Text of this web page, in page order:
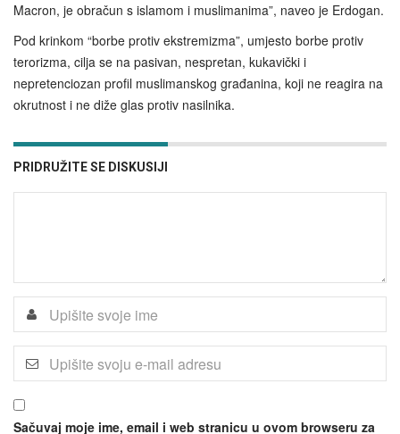
Macron, je obračun s islamom i muslimanima”, naveo je Erdogan.
Pod krinkom “borbe protiv ekstremizma”, umjesto borbe protiv
terorizma, cilja se na pasivan, nespretan, kukavički i
nepretenciozan profil muslimanskog građanina, koji ne reagira na
okrutnost i ne diže glas protiv nasilnika.
PRIDRUŽITE SE DISKUSIJI
Sačuvaj moje ime, email i web stranicu u ovom browseru za